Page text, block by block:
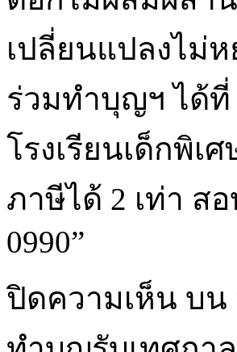
เปลี่ยนแปลงไม่
ร่วมทำบุญฯ ได้ที่
โรงเรียนเด็กพิ
ภาษีได้ 2 เท่า ส
0990”
ปิดความเห็น บน